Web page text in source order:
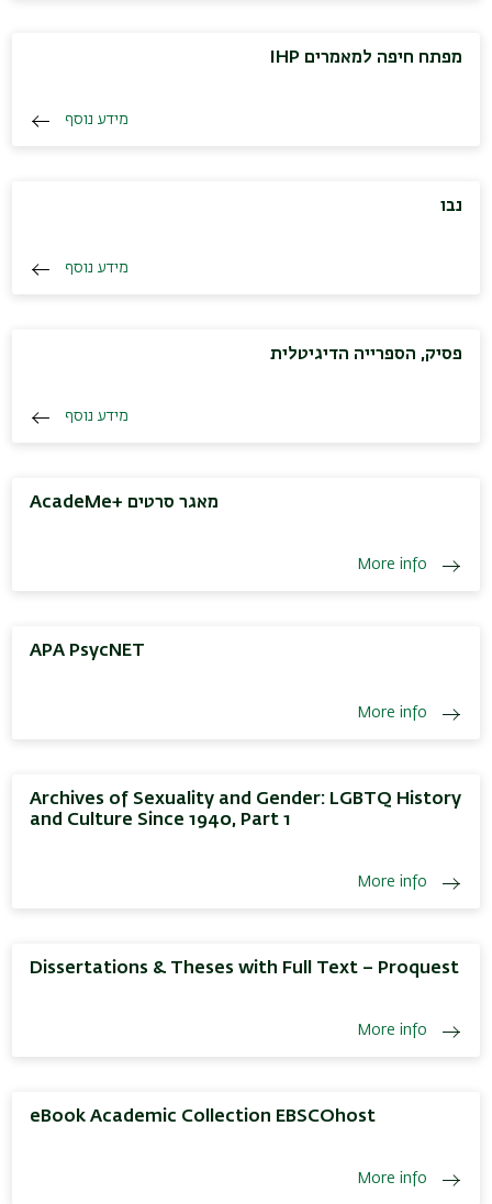
מפתח חיפה למאמרים IHP
מידע נוסף
נבו
מידע נוסף
פסיק, הספרייה הדיגיטלית
מידע נוסף
AcadeMe+ מאגר סרטים
More info
APA PsycNET
More info
Archives of Sexuality and Gender: LGBTQ History
and Culture Since 1940, Part 1
More info
Dissertations & Theses with Full Text – Proquest
More info
eBook Academic Collection EBSCOhost
More info